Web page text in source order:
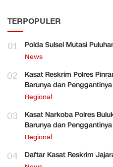
TERPOPULER
01 Polda Sulsel Mutasi
News
02
Kasat Reskrim Polres
Barunya dan Penggantinya
Regional
03
Kasat Narkoba Polres
Barunya dan Penggantinya
Regional
04 Daftar Kasat Reskrim